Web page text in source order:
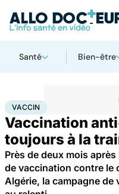
Santé Bien-être
AccueilSanté Vaccin
VACCIN
Vaccination
toujours à la
Près de deux mois
de vaccination contre le
Algérie, la campagne